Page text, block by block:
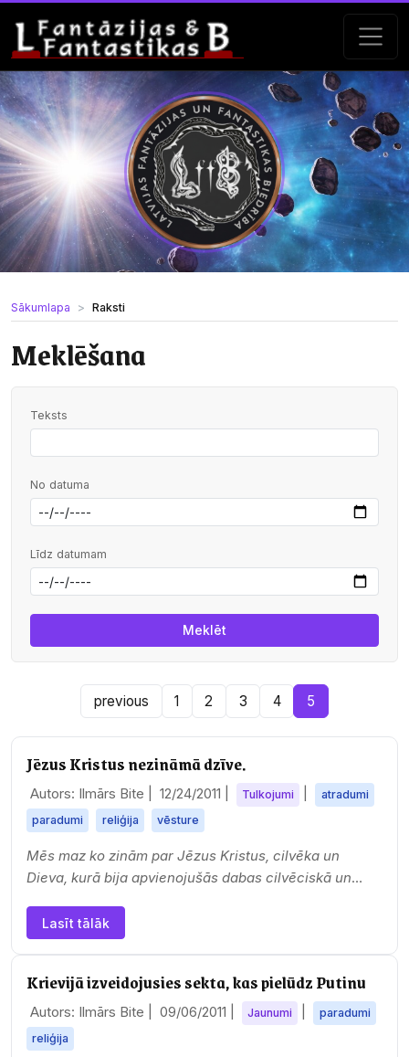
Sākumlapa Raksti
Meklēšana
Teksts
No datuma
Līdz datumam
previous 1 2 3 4 5
Jēzus Kristus nezināmā dzīve.
Autors: Ilmārs Bite | 12/24/2011 Tulkojumi
atradumi
paradumi
reliģija vēsture
Mēs maz ko zinām par Jēzus Kristus, cilvēka un
Dieva, kurā bija apvienojušās dabas cilvēciskā un
Lasīt tālāk
Krievijā izveidojusies sekta, kas pielūdz Putinu
Autors: Ilmārs Bite | 09/06/2011 Jaunumi
paradumi
reliģija